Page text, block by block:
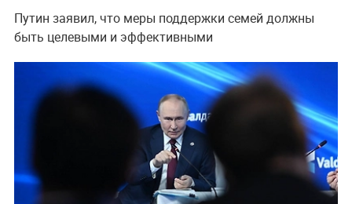
Путин заявил, что меры поддержки семей должны
быть целевыми и эффективными